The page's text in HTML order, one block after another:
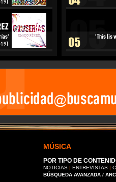
MÚSICA
POR TIPO DE
NOTICIAS | ENTREVISTAS |
BÚSQUEDA AVANZADA /